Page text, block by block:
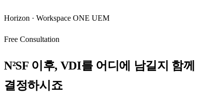
Horizon · Workspace ONE UEM
Free Consultation
N²SF 이후, VDI를 어디에 남길지 함께
결정하시죠